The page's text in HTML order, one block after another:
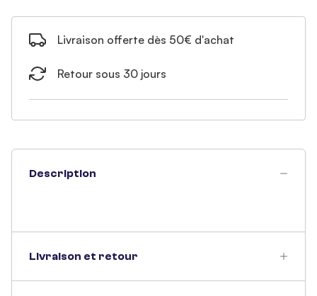
Livraison offerte dès 50€ d'achat
Retour sous 30 jours
Description
Livraison et retour